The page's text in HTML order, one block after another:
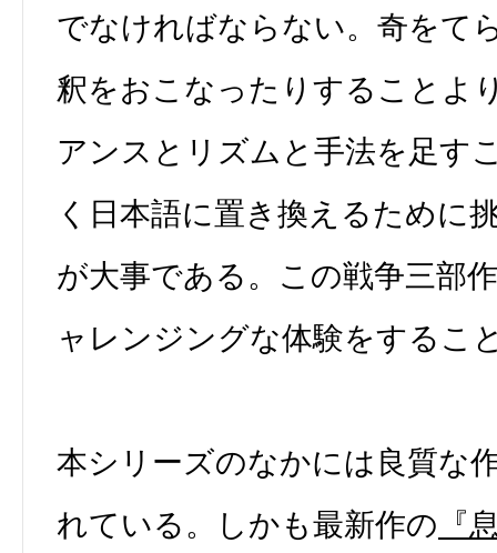
でなければならない。奇をて
釈をおこなったりすることよ
アンスとリズムと手法を足す
く日本語に置き換えるために
が大事である。この戦争三部
ャレンジングな体験をするこ
本シリーズのなかには良質な
れている。しかも最新作の 『